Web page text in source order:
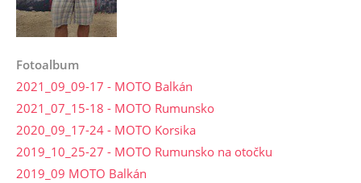
Fotoalbum
2021_09_09-17 - MOTO Balkán
2021_07_15-18 - MOTO Rumunsko
2020_09_17-24 - MOTO Korsika
2019_10_25-27 - MOTO Rumunsko na otočku
2019_09 MOTO Balkán